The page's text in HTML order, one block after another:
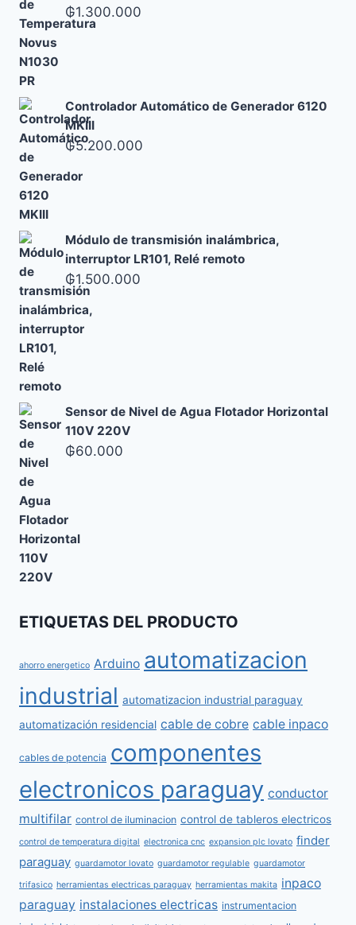
₲1.300.000
Controlador Automático de Generador 6120
MKIII
₲5.200.000
Módulo de transmisión inalámbrica,
interruptor LR101, Relé remoto
₲1.500.000
Sensor de Nivel de Agua Flotador Horizontal
110V 220V
₲60.000
ETIQUETAS DEL PRODUCTO
ahorro energetico Arduino automatizacion
industrial automatizacion industrial paraguay
automatización residencial cable de cobre cable inpaco
cables de potencia componentes
electronicos paraguay conductor
multifilar control de iluminacion control de tableros electricos
control de temperatura digital electronica cnc expansion plc lovato finder
paraguay guardamotor lovato guardamotor regulable guardamotor
trifasico herramientas electricas paraguay herramientas makita inpaco
paraguay instalaciones electricas instrumentacion